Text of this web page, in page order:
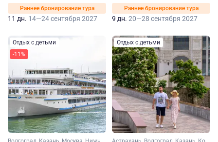
Раннее бронирование тура
11 дн. 14—24 сентября 2027
Раннее бронирование тура
9 дн. 20—28 сентября 2027
Отдых с детьми
-11%
Отдых с детьми